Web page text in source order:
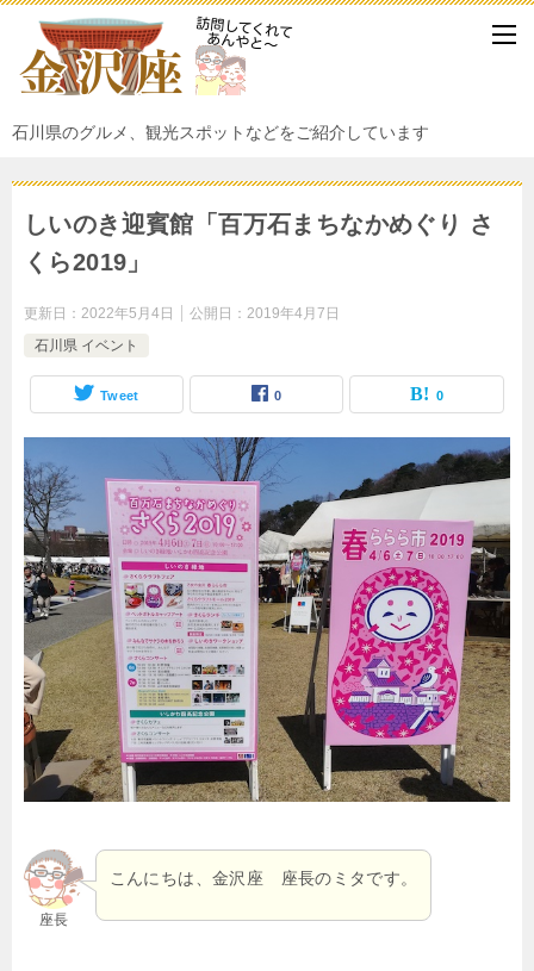
石川県のグルメ、観光スポットなどをご紹介しています
しいのき迎賓館「百万石まちなかめぐり さ
くら2019」
更新日： 2022年5月4日 公開日： 2019年4月7日
石川県 イベント
Tweet 0 0
座長
こんにちは、金沢座 座長のミタです。